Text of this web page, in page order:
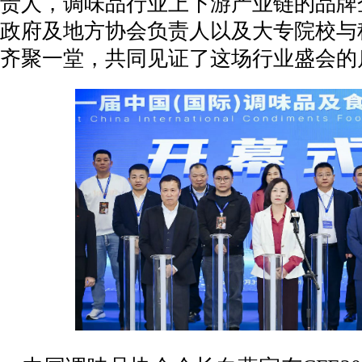
政府及地方协会负责人以及大专院校
齐聚一堂，共同见证了这场行业盛会